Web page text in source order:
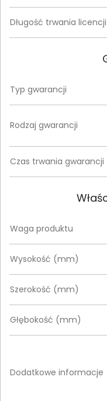
Długość trwania licencji
Typ gwarancji
Rodzaj gwarancji
Czas trwania gwarancji
Waga produktu
Wysokość (mm)
Szerokość (mm)
Głębokość (mm)
Dodatkowe informacje